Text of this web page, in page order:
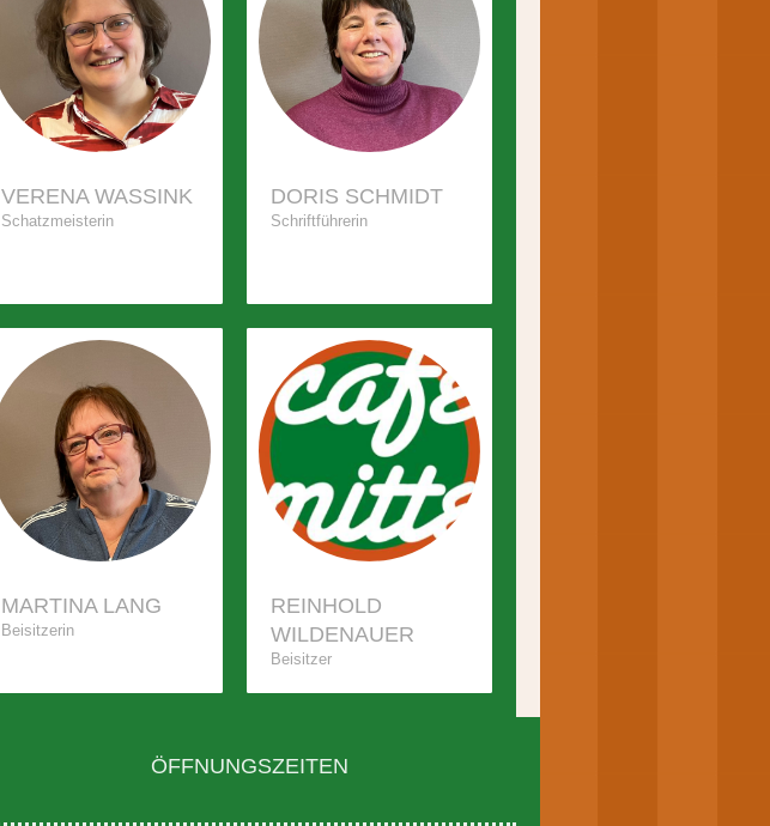
VERENA WASSINK
Schatzmeisterin
DORIS SCHMIDT
Schriftführerin
MARTINA LANG
Beisitzerin
REINHOLD
WILDENAUER
Beisitzer
ÖFFNUNGSZEITEN